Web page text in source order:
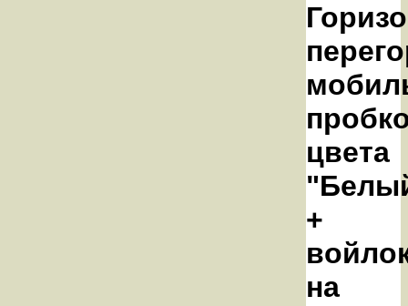
цвета
+
на